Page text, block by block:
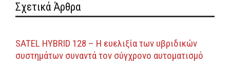
Σχετικά Άρθρα
SATEL HYBRID 128 – Η ευελιξία των υβριδικών
συστημάτων συναντά τον σύγχρονο αυτοματισμό